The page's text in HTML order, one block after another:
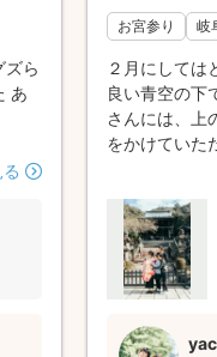
ズら
あ
お宮参り 岐
２月にしては
良い青空の下
さんには、上
をかけていた
いの言葉か
た。 写真は
ていただきま
を感じられる
のまま写真
斜めの時間も